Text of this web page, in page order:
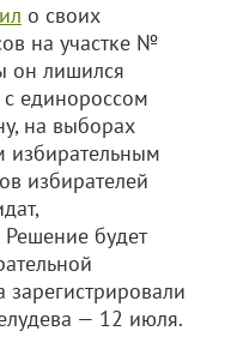
о своих
на участке №
он лишился
с единороссом
на выборах
избирательным
избирателей
будет
— 12 июля.